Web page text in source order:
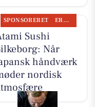
SPONSORERET ERHVERV
Sushi
Når
håndværk
nordisk